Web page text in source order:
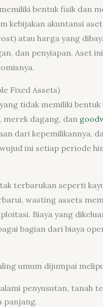
bentuk fisik dan
kebijakan akuntansi
atau harga yang
dan penyiapan. Aset
Fixed Assets)
tidak memiliki
merek dagang, dan
dari kepemilikannya,
ini setiap periode
terbarukan seperti
wasting assets
Biaya yang
bagian dari biaya
umum dijumpai
penyusutan, tanah
panjang.